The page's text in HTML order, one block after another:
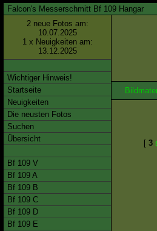
Falcon's Messerschmitt Bf 109 Hangar
2 neue Fotos am:
10.07.2025
1 x Neuigkeiten am:
13.12.2025
Wichtiger Hinweis!
Startseite
Neuigkeiten
Die neusten Fotos
Suchen
Übersicht
Bf 109 V
Bf 109 A
Bf 109 B
Bf 109 C
Bf 109 D
Bf 109 E
[ 3